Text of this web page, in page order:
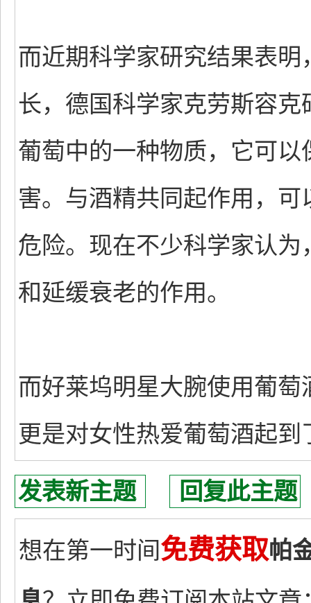
而近期科学家研究结果表
长，德国科学家克劳斯容
葡萄中的一种物质，它可
害。与酒精共同起作用，
危险。现在不少科学家认
和延缓衰老的作用。
而好莱坞明星大腕使用葡
更是对女性热爱葡萄酒起
发表新主题 回复此主题
想在第一时间免费获取帕